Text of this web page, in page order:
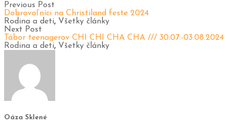
Previous Post
Dobrovoľníci na Christiland feste 2024
Rodina a deti, Všetky články
Next Post
Tábor teenagerov CHI CHI CHA CHA /// 30.07.-03.08.2024
Rodina a deti, Všetky články
Oáza Sklené